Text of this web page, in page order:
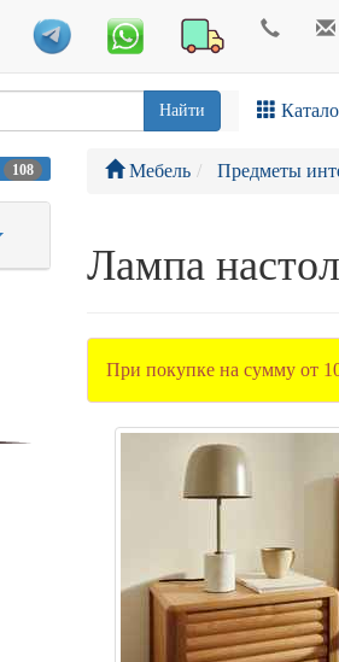
Найти
Мебель Предметы
Лампа
При покупке на сумму от
108